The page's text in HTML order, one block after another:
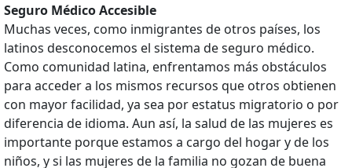
Seguro Médico Accesible
Muchas veces, como inmigrantes de otros países, los
latinos desconocemos el sistema de seguro médico.
Como comunidad latina, enfrentamos más obstáculos
para acceder a los mismos recursos que otros obtienen
con mayor facilidad, ya sea por estatus migratorio o por
diferencia de idioma. Aun así, la salud de las mujeres es
importante porque estamos a cargo del hogar y de los
niños, y si las mujeres de la familia no gozan de buena